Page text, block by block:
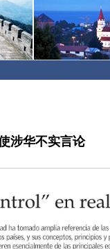
涉华不实言论